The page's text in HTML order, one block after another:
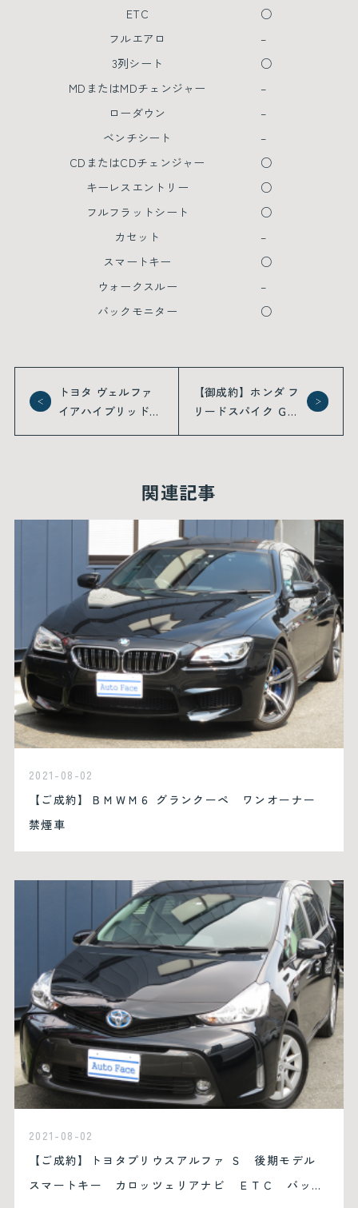
ETC
○
フルエアロ
–
3列シート
○
MDまたはMDチェンジャー
–
ローダウン
–
ベンチシート
–
CDまたはCDチェンジャー
○
キーレスエントリー
○
フルフラットシート
○
カセット
–
スマートキー
○
ウォークスルー
–
バックモニター
○
トヨタ ヴェルファ
イアハイブリッド
【御成約】ホンダ フ
リードスパイク Ｇ
関連記事
2021-08-02
【ご成約】ＢＭＷＭ６ グランクーペ ワンオーナー
禁煙車
2021-08-02
【ご成約】トヨタプリウスアルファ Ｓ 後期モデル
スマートキー カロッツェリアナビ ＥＴＣ バック